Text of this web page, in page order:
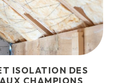
ISOLATION DES
CHAMPIONS